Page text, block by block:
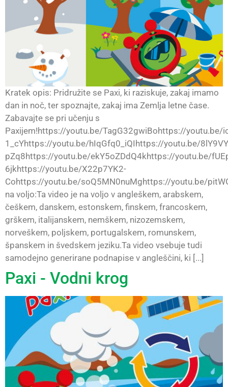
Kratek opis: Pridružite se Paxi, ki raziskuje, zakaj imamo
dan in noč, ter spoznajte, zakaj ima Zemlja letne čase.
Zabavajte se pri učenju s
Paxijem!https://youtu.be/TagG32gwiBohttps://
1_cYhttps://youtu.be/hIqGfq0_iQIhttps://youtu.be/
pZq8https://youtu.be/ekY5oZDdQ4khttps://youtu.be/
6jkhttps://youtu.be/X22p7YK2-
Cohttps://youtu.be/soQ5MN0nuMghttps://youtu.be/
na voljo:Ta video je na voljo v angleškem, arabskem,
češkem, danskem, estonskem, finskem, francoskem,
grškem, italijanskem, nemškem, nizozemskem,
norveškem, poljskem, portugalskem, romunskem,
španskem in švedskem jeziku.Ta video vsebuje tudi
samodejno generirane podnapise v angleščini, ki [...]
Paxi - Vodni krog